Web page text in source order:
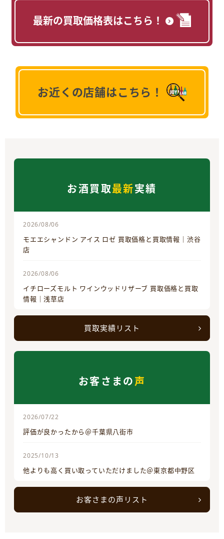
最新の買取価格表はこちら！
お近くの店舗はこちら！
お酒買取最新実績
2026/08/06
モエエシャンドン アイス ロゼ 買取価格と買取情報｜渋谷
店
2026/08/06
イチローズモルト ワインウッドリザーブ 買取価格と買取
情報｜浅草店
買取実績リスト
お客さまの声
2026/07/22
評価が良かったから＠千葉県八街市
2025/10/13
他よりも高く買い取っていただけました＠東京都中野区
お客さまの声リスト